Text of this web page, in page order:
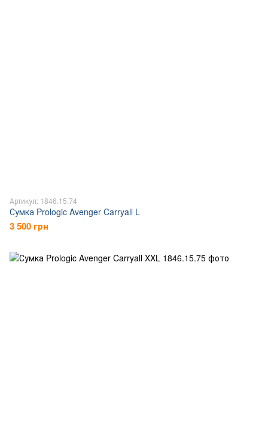
Артикул: 1846.15.74
Сумка Prologic Avenger Carryall L
3 500 грн